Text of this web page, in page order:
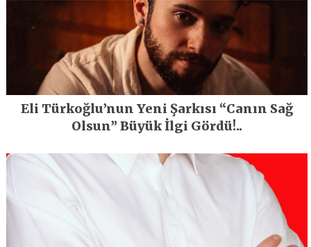
Eli Türkoğlu’nun Yeni Şarkısı “Canın Sağ
Olsun” Büyük İlgi Gördü!..